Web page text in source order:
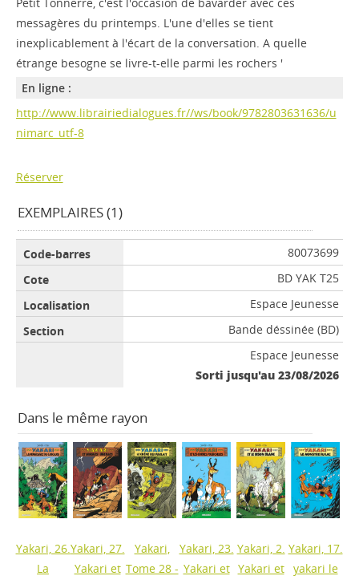
messagères du printemps. L'une d'elles se tient
inexplicablement à l'écart de la conversation. A quelle
étrange besogne se livre-t-elle parmi les rochers '
En ligne :
http://www.librairiedialogues.fr//ws/book/9782803631636/u
nimarc_utf-8
Réserver
EXEMPLAIRES (1)
80073699
BD YAK T25
Espace Jeunesse
Bande déssinée (BD)
Espace Jeunesse
Sorti jusqu'au 23/08/2026
Dans le même rayon
Yakari, 26.
La
Yakari, 27.
Yakari et
Yakari,
Tome 28 -
Yakari, 23.
Yakari et
Yakari, 2.
Yakari et
Yakari, 17.
yakari le